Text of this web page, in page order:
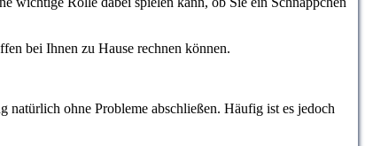
bei Ihnen zu Hause rechnen können.
natürlich ohne Probleme abschließen. Häufig ist es jedoch